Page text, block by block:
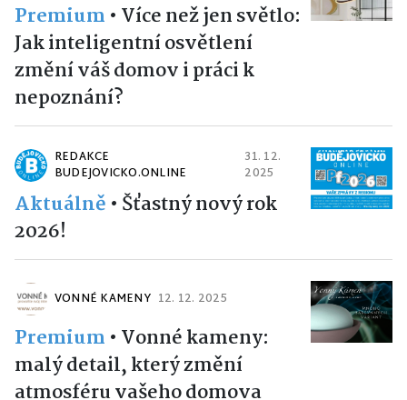
Premium • Více než jen světlo:
Jak inteligentní osvětlení
změní váš domov i práci k
nepoznání?
REDAKCE
BUDEJOVICKO.ONLINE
31. 12.
2025
Aktuálně • Šťastný nový rok
2026!
VONNÉ KAMENY 12. 12. 2025
Premium • Vonné kameny:
malý detail, který změní
atmosféru vašeho domova